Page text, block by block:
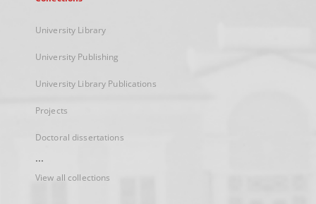
University Library
University Publishing
University Library Publications
Projects
Doctoral dissertations
...
View all collections